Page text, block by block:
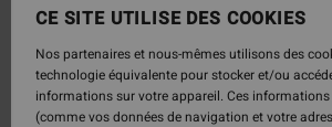
CE SITE UTILISE DES COOKIES
Nos partenaires et nous-mêmes utilisons des
technologie équivalente pour stocker et/ou
informations sur votre appareil. Ces
(comme vos données de navigation et votre